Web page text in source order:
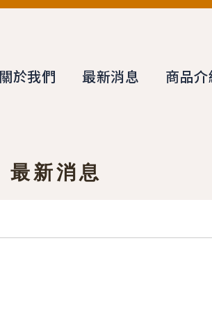
關於我們 最新消息 商品介
最新消息